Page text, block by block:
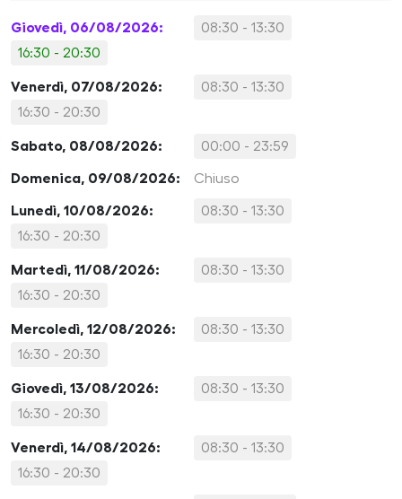
Giovedì, 06/08/2026:
08:30 - 13:30
16:30 - 20:30
Venerdì, 07/08/2026:
08:30 - 13:30
16:30 - 20:30
Sabato, 08/08/2026: 00:00 - 23:59
Domenica, 09/08/2026: Chiuso
Lunedì, 10/08/2026:
08:30 - 13:30
16:30 - 20:30
Martedì, 11/08/2026:
08:30 - 13:30
16:30 - 20:30
Mercoledì, 12/08/2026:
08:30 - 13:30
16:30 - 20:30
Giovedì, 13/08/2026:
08:30 - 13:30
16:30 - 20:30
Venerdì, 14/08/2026:
08:30 - 13:30
16:30 - 20:30